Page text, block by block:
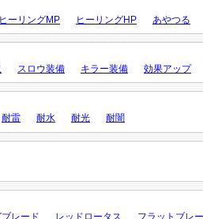
ヒーリングMP ヒーリングHP あやつる
スロウ装備 キラー装備 効果アップ
耐雷 耐水 耐光 耐闇
レード レッドロータス フラットブレ